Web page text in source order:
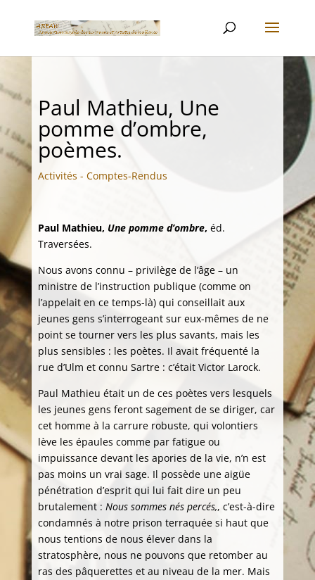
Paul Mathieu, Une
pomme d’ombre,
poèmes.
Activités - Comptes-Rendus
Paul Mathieu, Une pomme d’ombre, éd.
Traversées.
Nous avons connu – privilège de l’âge – un
ministre de l’instruction publique (comme on
l’appelait en ce temps-là) qui conseillait aux
jeunes gens s’interrogeant sur eux-mêmes de ne
point se tourner vers les plus savants, mais les
plus sensibles : les poètes. Il avait fréquenté la
rue d’Ulm et connu Sartre : c’était Victor Larock.
Paul Mathieu était un de ces poètes vers lesquels
les jeunes gens feront sagement de se diriger, car
cet homme à la carrure robuste, qui volontiers
lève les épaules comme par fatigue ou
impuissance devant les apories de la vie, n’n est
pas moins un vrai sage. Il possède une aigüe
pénétration d’esprit qui lui fait dire un peu
brutalement : Nous sommes nés percés,, c’est-à-dire
condamnés à notre prison terraquée si haut que
nous tentions de nous élever dans la
stratosphère, nous ne pouvons que retomber au
ras des pâquerettes et au niveau de la mer. Mais